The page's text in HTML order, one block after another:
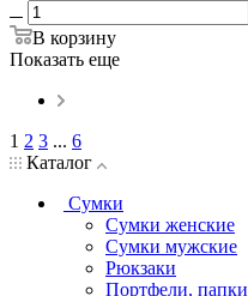
В корзину
Показать еще
1 2 3 ... 6
Каталог
Сумки
Сумки женские
Сумки мужские
Рюкзаки
Портфели, папки